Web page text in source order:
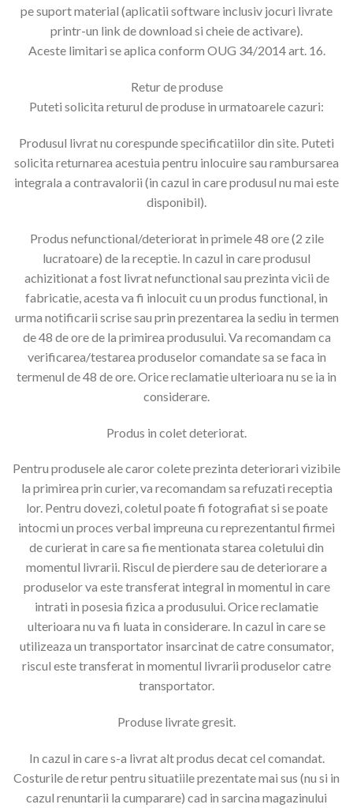
pe suport material (aplicatii software inclusiv jocuri livrate
printr-un link de download si cheie de activare).
Aceste limitari se aplica conform OUG 34/2014 art. 16.
Retur de produse
Puteti solicita returul de produse in urmatoarele cazuri:
Produsul livrat nu corespunde specificatiilor din site. Puteti
solicita returnarea acestuia pentru inlocuire sau rambursarea
integrala a contravalorii (in cazul in care produsul nu mai este
disponibil).
Produs nefunctional/deteriorat in primele 48 ore (2 zile
lucratoare) de la receptie. In cazul in care produsul
achizitionat a fost livrat nefunctional sau prezinta vicii de
fabricatie, acesta va fi inlocuit cu un produs functional, in
urma notificarii scrise sau prin prezentarea la sediu in termen
de 48 de ore de la primirea produsului. Va recomandam ca
verificarea/testarea produselor comandate sa se faca in
termenul de 48 de ore. Orice reclamatie ulterioara nu se ia in
considerare.
Produs in colet deteriorat.
Pentru produsele ale caror colete prezinta deteriorari vizibile
la primirea prin curier, va recomandam sa refuzati receptia
lor. Pentru dovezi, coletul poate fi fotografiat si se poate
intocmi un proces verbal impreuna cu reprezentantul firmei
de curierat in care sa fie mentionata starea coletului din
momentul livrarii. Riscul de pierdere sau de deteriorare a
produselor va este transferat integral in momentul in care
intrati in posesia fizica a produsului. Orice reclamatie
ulterioara nu va fi luata in considerare. In cazul in care se
utilizeaza un transportator insarcinat de catre consumator,
riscul este transferat in momentul livrarii produselor catre
transportator.
Produse livrate gresit.
In cazul in care s-a livrat alt produs decat cel comandat.
Costurile de retur pentru situatiile prezentate mai sus (nu si in
cazul renuntarii la cumparare) cad in sarcina magazinului